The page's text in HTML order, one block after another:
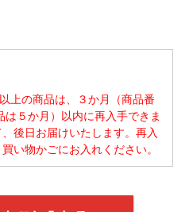
上の商品は、３か月（商品番
５か月）以内に再入手できま
後日お届けいたします。再入
い物かごにお入れください。